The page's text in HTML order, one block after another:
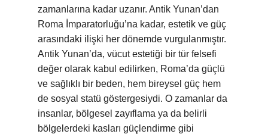
zamanlarına kadar uzanır. Antik Yunan’dan
Roma İmparatorluğu’na kadar, estetik ve güç
arasındaki ilişki her dönemde vurgulanmıştır.
Antik Yunan’da, vücut estetiği bir tür felsefi
değer olarak kabul edilirken, Roma’da güçlü
ve sağlıklı bir beden, hem bireysel güç hem
de sosyal statü göstergesiydi. O zamanlar da
insanlar, bölgesel zayıflama ya da belirli
bölgelerdeki kasları güçlendirme gibi